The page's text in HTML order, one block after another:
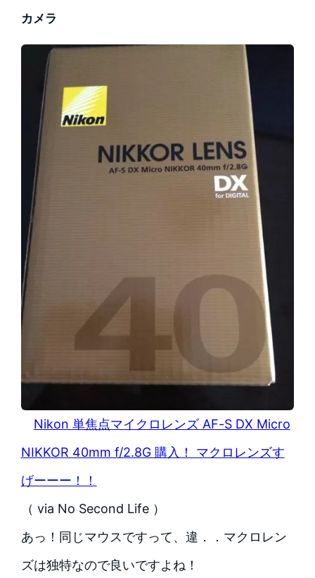
カメラ
Nikon 単焦点マイクロレンズ AF-S DX Micro
NIKKOR 40mm f/2.8G 購入！ マクロレンズす
げーーー！！
（ via No Second Life ）
あっ！同じマウスですって、違．．マクロレン
ズは独特なので良いですよね！